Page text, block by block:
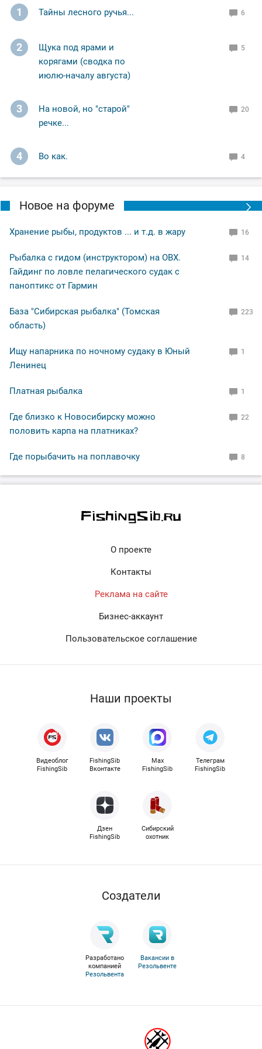
1 Тайны лесного ручья... 6
2
Щука под ярами и
корягами (сводка по
июлю-началу августа)
5
3
На новой, но "старой"
речке...
20
4 Во как. 4
Новое на форуме
Хранение рыбы, продуктов ... и т.д. в жару 16
Рыбалка с гидом (инструктором) на ОВХ.
Гайдинг по ловле пелагического судак с
паноптикс от Гармин
14
База "Сибирская рыбалка" (Томская
область)
223
Ищу напарника по ночному судаку в Юный
Ленинец
1
Платная рыбалка 1
Где близко к Новосибирску можно
половить карпа на платниках?
22
Где порыбачить на поплавочку 8
О проекте
Контакты
Реклама на сайте
Бизнес-аккаунт
Пользовательское соглашение
Наши проекты
Видеоблог
FishingSib
FishingSib
Вконтакте
Max
FishingSib
Телеграм
FishingSib
Дзен
FishingSib
Сибирский
охотник
Cоздатели
Разработано
компанией
Резольвента
Вакансии в
Резольвенте